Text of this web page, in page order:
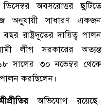
অবসরোত্তর ছুটিতে
অনুযায়ী সাধারণ একজন
রাষ্ট্রদূতের দায়িত্ব পালন
লীগ সরকারের অত্যন্ত
সালের ৩০ নভেম্বর থেকে
করছিলেন।
অভিযোগ রয়েছে।